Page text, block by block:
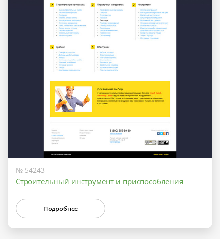
№ 54243
Строительный инструмент и приспособления
Подробнее